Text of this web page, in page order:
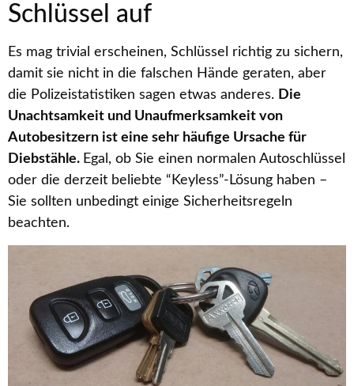
Schlüssel auf
Es mag trivial erscheinen, Schlüssel richtig zu sichern,
damit sie nicht in die falschen Hände geraten, aber
die Polizeistatistiken sagen etwas anderes. Die
Unachtsamkeit und Unaufmerksamkeit von
Autobesitzern ist eine sehr häufige Ursache für
Diebstähle. Egal, ob Sie einen normalen Autoschlüssel
oder die derzeit beliebte “Keyless”-Lösung haben –
Sie sollten unbedingt einige Sicherheitsregeln
beachten.